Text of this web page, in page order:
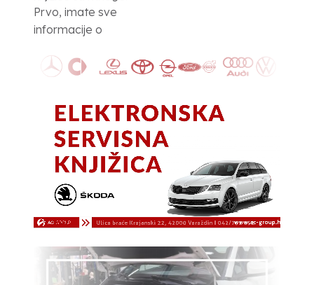
Prvo, imate sve
informacije o